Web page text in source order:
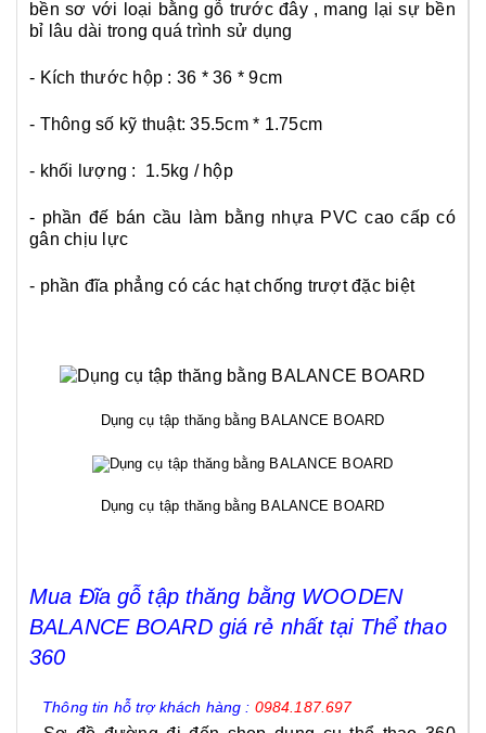
bền sơ với loại bằng gỗ trước đây , mang lại sự bền
bỉ lâu dài trong quá trình sử dụng
- Kích thước hộp : 36 * 36 * 9cm
- Thông số kỹ thuật: 35.5cm * 1.75cm
- khối lượng : 1.5kg / hộp
- phần đế bán cầu làm bằng nhựa PVC cao cấp có
gân chịu lực
- phần đĩa phẳng có các hạt chống trượt đặc biệt
Dụng cụ tập thăng bằng BALANCE BOARD
Dụng cụ tập thăng bằng BALANCE BOARD
Mua Đĩa gỗ tập thăng bằng WOODEN
BALANCE BOARDgiá rẻ nhất tại Thể thao
360
Thông tin hỗ trợ khách hàng : 0984.187.697